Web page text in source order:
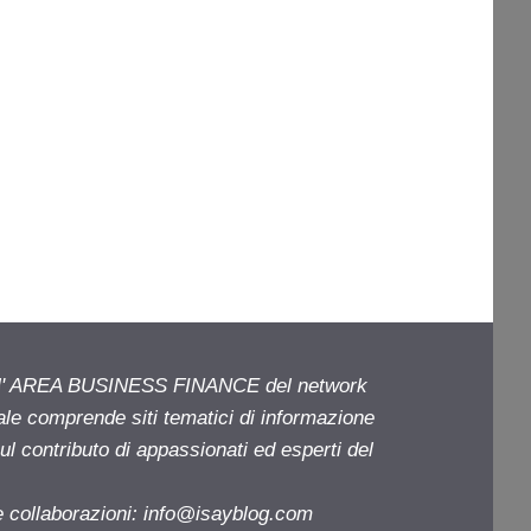
BUSINESS FINANCE del network
comprende siti tematici di informazione
contributo di appassionati ed esperti del
collaborazioni: info@isayblog.com